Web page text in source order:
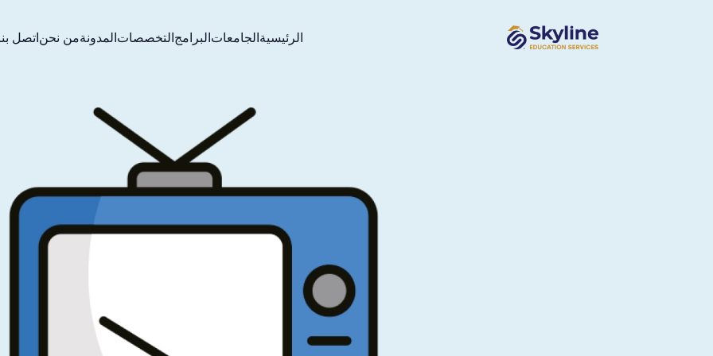
الرئيسيةالجامعاتالبرامجالتخصصاتالمدونةمن نحناتصل